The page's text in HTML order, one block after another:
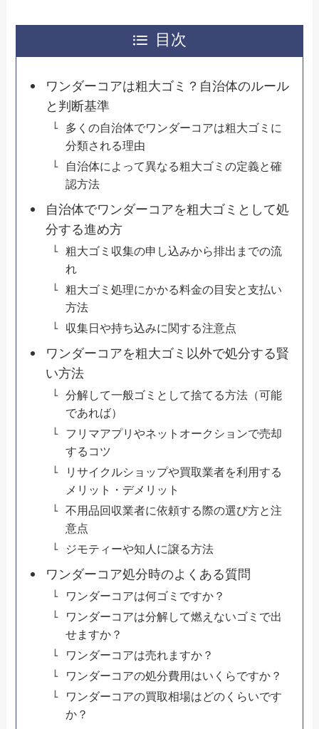
目次
ワンダーコアは粗大ゴミ？自治体のルール
と判断基準
多くの自治体でワンダーコアは粗大ゴミに
分類される理由
自治体によって異なる粗大ゴミの定義と確
認方法
自治体でワンダーコアを粗大ゴミとして処
分する進め方
粗大ゴミ収集の申し込みから排出までの流
れ
粗大ゴミ処理にかかる料金の目安と支払い
方法
収集日や持ち込みに関する注意点
ワンダーコアを粗大ゴミ以外で処分する賢
い方法
分解して一般ゴミとして捨てる方法（可能
であれば）
フリマアプリやネットオークションで売却
するコツ
リサイクルショップや買取業者を利用する
メリット・デメリット
不用品回収業者に依頼する際の選び方と注
意点
ジモティーや知人に譲る方法
ワンダーコア処分時のよくある質問
ワンダーコアは何ゴミですか？
ワンダーコアは分解して燃えないゴミで出
せますか？
ワンダーコアは売れますか？
ワンダーコアの処分費用はいくらですか？
ワンダーコアの買取相場はどのくらいです
か？